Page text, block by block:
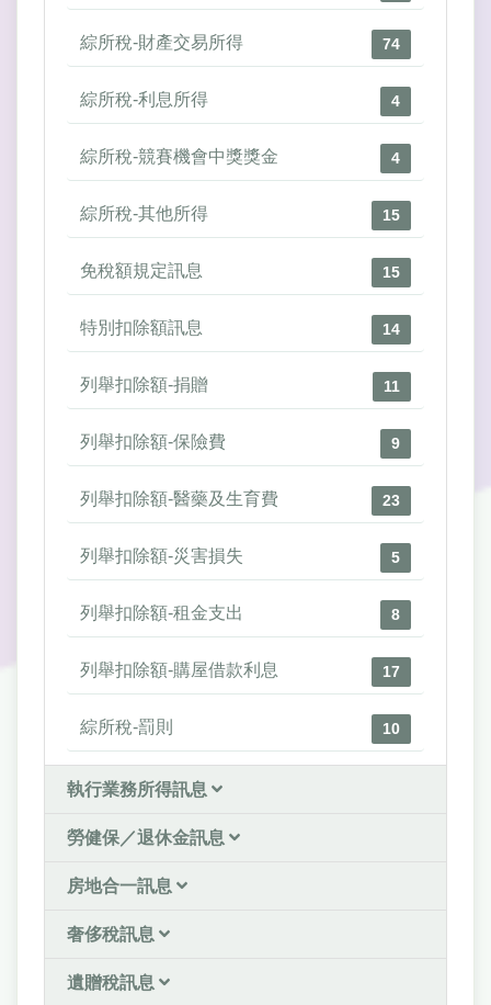
綜所稅-財產交易所得 74
綜所稅-利息所得 4
綜所稅-競賽機會中獎獎金 4
綜所稅-其他所得 15
免稅額規定訊息 15
特別扣除額訊息 14
列舉扣除額-捐贈 11
列舉扣除額-保險費 9
列舉扣除額-醫藥及生育費 23
列舉扣除額-災害損失 5
列舉扣除額-租金支出 8
列舉扣除額-購屋借款利息 17
綜所稅-罰則 10
執行業務所得訊息
勞健保／退休金訊息
房地合一訊息
奢侈稅訊息
遺贈稅訊息